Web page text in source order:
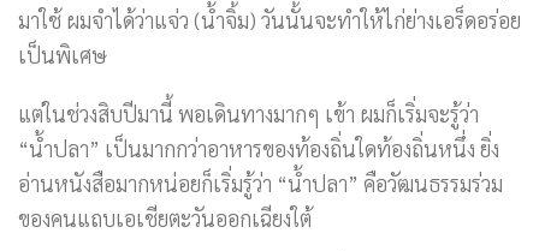
มาใช้ ผมจำได้ว่าแจ่ว (น้ำจิ้ม) วันนั้นจะทำให้ไก่ย่างเอร็ดอร่อย
เป็นพิเศษ
แต่ในช่วงสิบปีมานี้ พอเดินทางมากๆ เข้า ผมก็เริ่มจะรู้ว่า
“น้ำปลา” เป็นมากกว่าอาหารของท้องถิ่นใดท้องถิ่นหนึ่ง ยิ่ง
อ่านหนังสือมากหน่อยก็เริ่มรู้ว่า “น้ำปลา” คือวัฒนธรรมร่วม
ของคนแถบเอเชียตะวันออกเฉียงใต้